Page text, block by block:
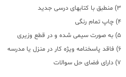
3) منطبق با کتابهای درسی جدید
4) چاپ تمام رنگی
5) به صورت سیمی شده و در قطع وزیری
6) فاقد پاسخنامه ویژه کار در منزل یا مدرسه
7) دارای فضای حل سوالات